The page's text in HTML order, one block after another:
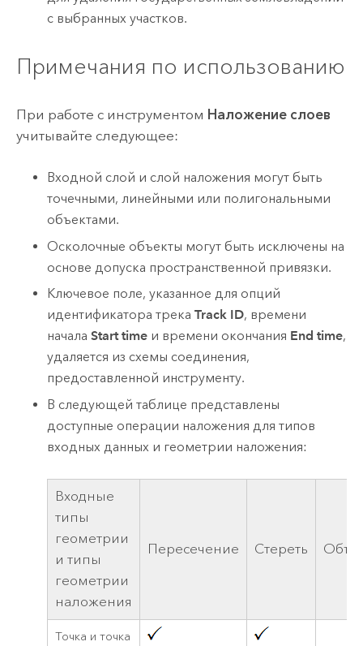
с выбранных участков.
Примечания по использованию
При работе с инструментом Наложение слоев
учитывайте следующее:
Входной слой и слой наложения могут быть
точечными, линейными или полигональными
объектами.
Осколочные объекты могут быть исключены на
основе допуска пространственной привязки.
Ключевое поле, указанное для опций
идентификатора трекаTrack ID, времени
началаStart time и времени окончания End time,
удаляется из схемы соединения,
предоставленной инструменту.
В следующей таблице представлены
доступные операции наложения для типов
входных данных и геометрии наложения:
Входные
типы
геометрии
и типы
геометрии
наложения
Пересечение Стереть
Точка и точка